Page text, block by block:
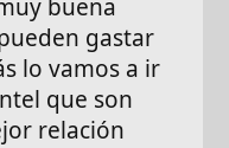
buena
gastar
lo vamos a ir
que son
relación